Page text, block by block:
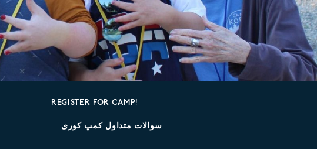
REGISTER FOR CAMP!
سوالات متداول کمپ کوری